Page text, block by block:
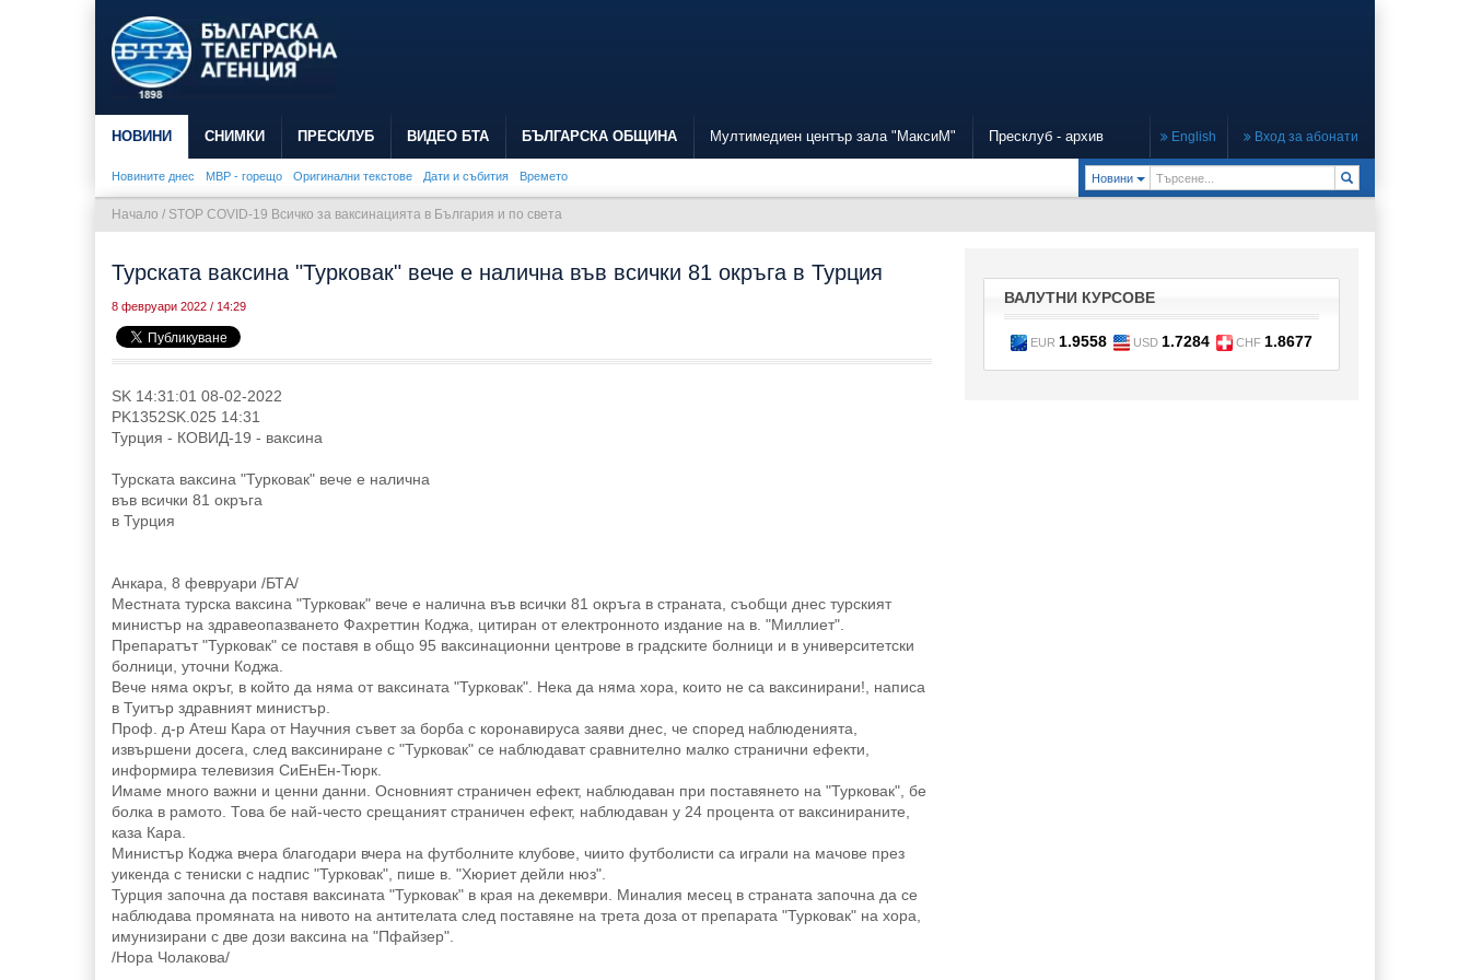
НОВИНИ СНИМКИ ПРЕСКЛУБ ВИДЕО БТА БЪЛГАРСКА ОБЩИНА Мултимедиен център зала "МаксиМ" Пресклуб - архив English Вход за абонати
Новините днес МВР - горещо Оригинални текстове Дати и събития Времето Новини Toggle Dropdown
Начало / STOP COVID-19 Всичко за ваксинацията в България и по света
Турската ваксина "Турковак" вече е налична във всички 81 окръга в Турция
8 февруари 2022 / 14:29
SK 14:31:01 08-02-2022
PK1352SK.025 14:31
Турция - КОВИД-19 - ваксина
Турската ваксина "Турковак" вече е налична
във всички 81 окръга
в Турция
Анкара, 8 февруари /БТА/
Местната турска ваксина "Турковак" вече е налична във всички 81 окръга в страната, съобщи днес турският
министър на здравеопазването Фахреттин Коджа, цитиран от електронното издание на в. "Миллиет".
Препаратът "Турковак" се поставя в общо 95 ваксинационни центрове в градските болници и в университетски
болници, уточни Коджа.
Вече няма окръг, в който да няма от ваксината "Турковак". Нека да няма хора, които не са ваксинирани!, написа
в Туитър здравният министър.
Проф. д-р Атеш Кара от Научния съвет за борба с коронавируса заяви днес, че според наблюденията,
извършени досега, след ваксиниране с "Турковак" се наблюдават сравнително малко странични ефекти,
информира телевизия СиЕнЕн-Тюрк.
Имаме много важни и ценни данни. Основният страничен ефект, наблюдаван при поставянето на "Турковак", бе
болка в рамото. Това бе най-често срещаният страничен ефект, наблюдаван у 24 процента от ваксинираните,
каза Кара.
Министър Коджа вчера благодари вчера на футболните клубове, чиито футболисти са играли на мачове през
уикенда с тениски с надпис "Турковак", пише в. "Хюриет дейли нюз".
Турция започна да поставя ваксината "Турковак" в края на декември. Миналия месец в страната започна да се
наблюдава промяната на нивото на антителата след поставяне на трета доза от препарата "Турковак" на хора,
имунизирани с две дози ваксина на "Пфайзер".
/Нора Чолакова/
ВАЛУТНИ КУРСОВЕ
EUR 1.9558 USD 1.7284 CHF 1.8677